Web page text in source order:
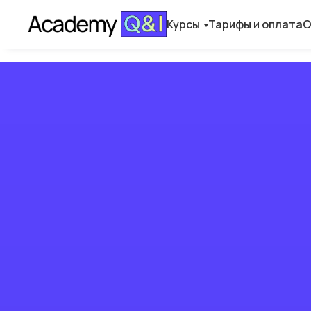
Курсы Тарифы и оплата